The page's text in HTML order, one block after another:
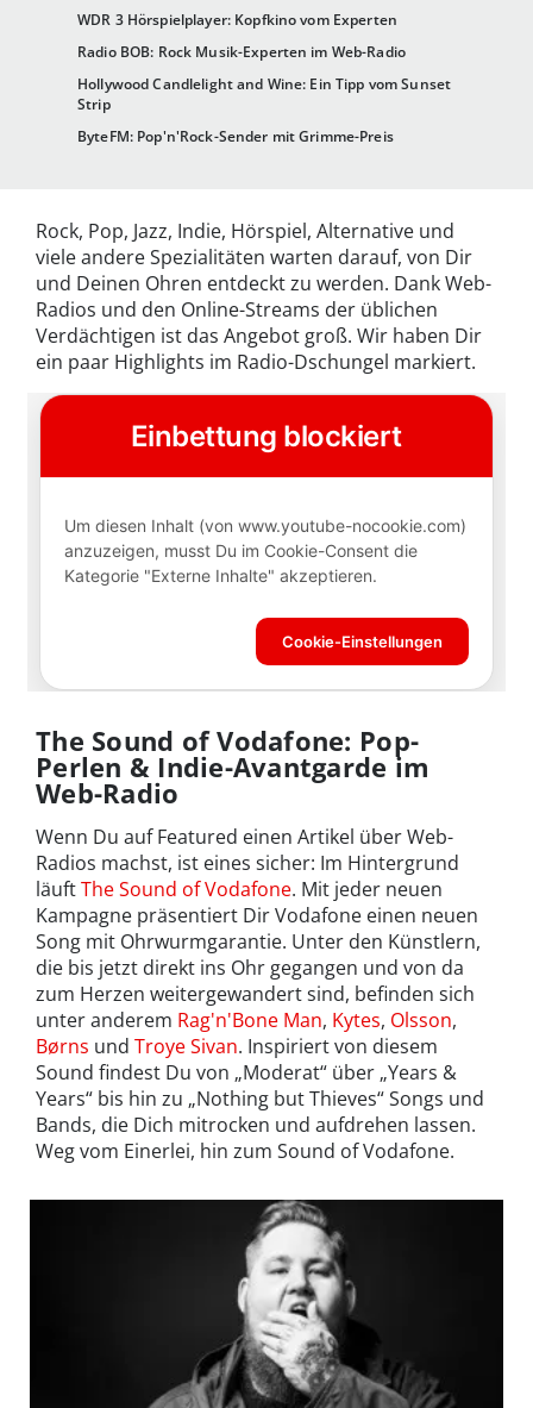
WDR 3 Hörspielplayer: Kopfkino vom Experten
Radio BOB: Rock Musik-Experten im Web-Radio
Hollywood Candlelight and Wine: Ein Tipp vom Sunset
Strip
ByteFM: Pop'n'Rock-Sender mit Grimme-Preis
Rock, Pop, Jazz, Indie, Hörspiel, Alternative und
viele andere Spezialitäten warten darauf, von Dir
und Deinen Ohren entdeckt zu werden. Dank Web-
Radios und den Online-Streams der üblichen
Verdächtigen ist das Angebot groß. Wir haben Dir
ein paar Highlights im Radio-Dschungel markiert.
The Sound of Vodafone: Pop-
Perlen & Indie-Avantgarde im
Web-Radio
Wenn Du auf Featured einen Artikel über Web-
Radios machst, ist eines sicher: Im Hintergrund
läuftThe Sound of Vodafone. Mit jeder neuen
Kampagne präsentiert Dir Vodafone einen neuen
Song mit Ohrwurmgarantie. Unter den Künstlern,
die bis jetzt direkt ins Ohr gegangen und von da
zum Herzen weitergewandert sind, befinden sich
unter anderem Rag'n'Bone Man, Kytes, Olsson,
Børns und Troye Sivan. Inspiriert von diesem
Sound findest Du von „Moderat“ über „Years &
Years“ bis hin zu „Nothing but Thieves“ Songs und
Bands, die Dich mitrocken und aufdrehen lassen.
Weg vom Einerlei, hin zum Sound of Vodafone.